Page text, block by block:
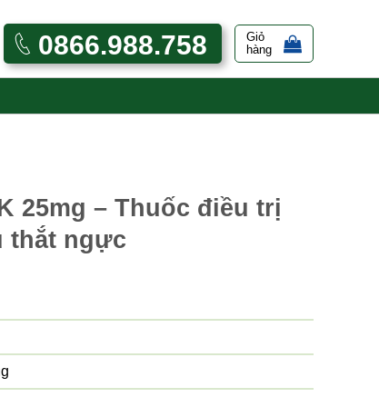
0866.988.758
Giỏ
hàng
25mg – Thuốc điều trị
thắt ngực